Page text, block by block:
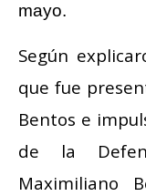
mayo.
Según
que fue
Bentos e
de la
Maximiliano